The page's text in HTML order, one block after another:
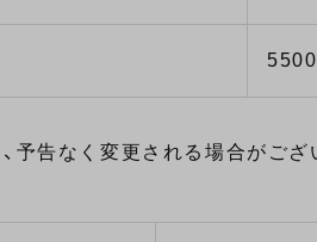
5500
予告なく変更される場合がござ